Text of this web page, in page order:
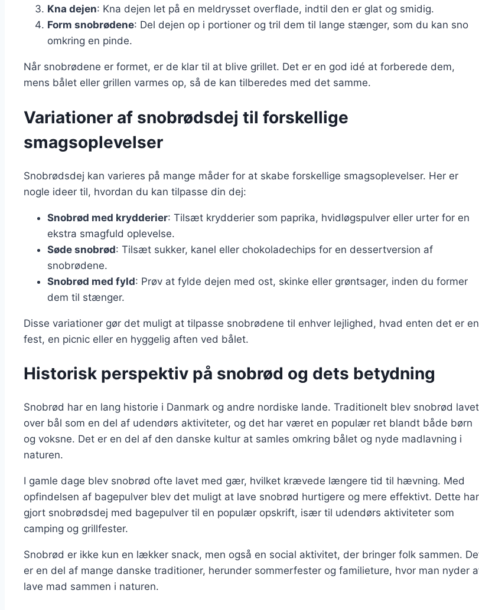
Kna dejen: Kna dejen let på en meldrysset overflade, indtil den er glat og smidig.
Form snobrødene: Del dejen op i portioner og tril dem til lange stænger, som du kan sno
omkring en pinde.
Når snobrødene er formet, er de klar til at blive grillet. Det er en god idé at forberede dem,
mens bålet eller grillen varmes op, så de kan tilberedes med det samme.
Variationer af snobrødsdej til forskellige
smagsoplevelser
Snobrødsdej kan varieres på mange måder for at skabe forskellige smagsoplevelser. Her er
nogle ideer til, hvordan du kan tilpasse din dej:
Snobrød med krydderier: Tilsæt krydderier som paprika, hvidløgspulver eller urter for en
ekstra smagfuld oplevelse.
Søde snobrød: Tilsæt sukker, kanel eller chokoladechips for en dessertversion af
snobrødene.
Snobrød med fyld: Prøv at fylde dejen med ost, skinke eller grøntsager, inden du former
dem til stænger.
Disse variationer gør det muligt at tilpasse snobrødene til enhver lejlighed, hvad enten det er en
fest, en picnic eller en hyggelig aften ved bålet.
Historisk perspektiv på snobrød og dets betydning
Snobrød har en lang historie i Danmark og andre nordiske lande. Traditionelt blev snobrød lavet
over bål som en del af udendørs aktiviteter, og det har været en populær ret blandt både børn
og voksne. Det er en del af den danske kultur at samles omkring bålet og nyde madlavning i
naturen.
I gamle dage blev snobrød ofte lavet med gær, hvilket krævede længere tid til hævning. Med
opfindelsen af bagepulver blev det muligt at lave snobrød hurtigere og mere effektivt. Dette har
gjort snobrødsdej med bagepulver til en populær opskrift, især til udendørs aktiviteter som
camping og grillfester.
Snobrød er ikke kun en lækker snack, men også en social aktivitet, der bringer folk sammen.
er en del af mange danske traditioner, herunder sommerfester og familieture, hvor man nyder
lave mad sammen i naturen.